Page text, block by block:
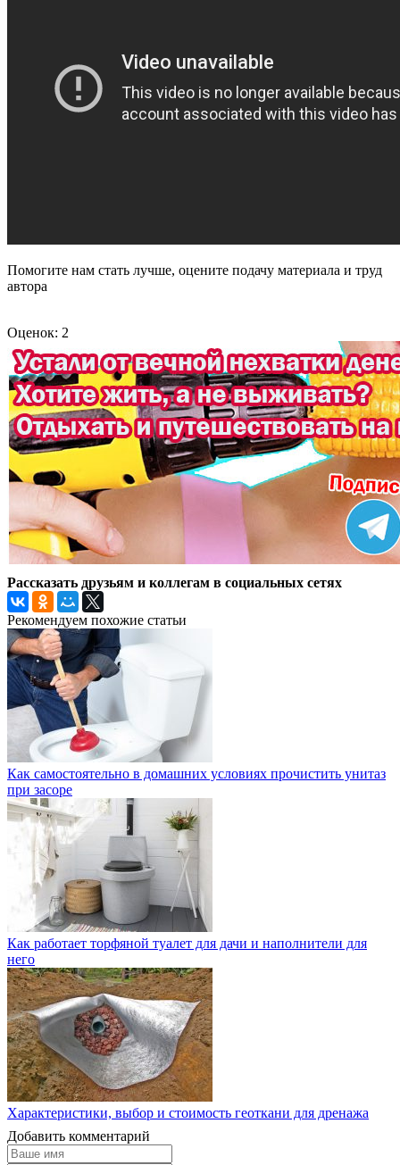
Помогите нам стать лучше, оцените подачу материала и труд
автора
Оценок: 2
Рассказать друзьям и коллегам в социальных сетях
Рекомендуем похожие статьи
Как самостоятельно в домашних условиях прочистить унитаз
при засоре
Как работает торфяной туалет для дачи и наполнители для
него
Характеристики, выбор и стоимость геоткани для дренажа
Добавить комментарий